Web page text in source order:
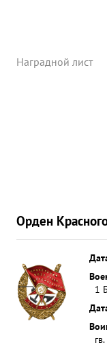
Наградной лист
Орден
1